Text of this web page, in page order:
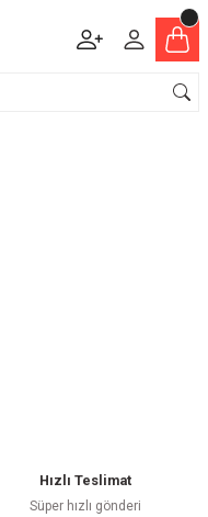
Hızlı Teslimat
Süper hızlı gönderi